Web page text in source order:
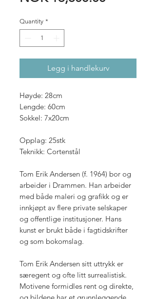
Quantity *
Legg i handlekurv
Høyde: 28cm
Lengde: 60cm
Sokkel: 7x20cm
Opplag: 25stk
Teknikk: Cortenstål
Tom Erik Andersen (f. 1964) bor og
arbeider i Drammen. Han arbeider
med både maleri og grafikk og er
innkjøpt av flere private selskaper
og offentlige institusjoner. Hans
kunst er brukt både i fagtidskrifter
og som bokomslag.
Tom Erik Andersen sitt uttrykk er
særegent og ofte litt surrealistisk.
Motivene formidles rent og direkte,